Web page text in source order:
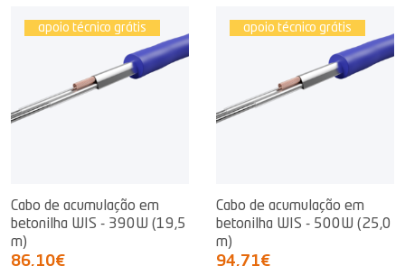
apoio técnico grátis
Cabo de acumulação em
betonilha WIS - 390W (19,5
m)
86,10€
apoio técnico grátis
Cabo de acumulação em
betonilha WIS - 500W (25,0
m)
94,71€